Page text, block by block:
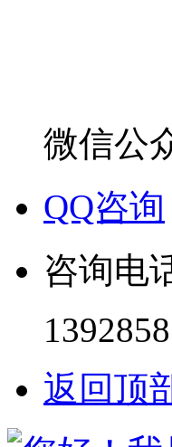
微信公
QQ咨询
咨询电
返回顶